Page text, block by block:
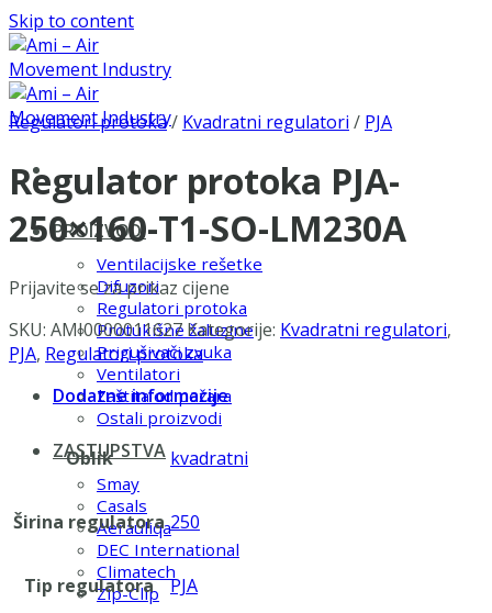
Skip to content
PROIZVODI
Ventilacijske rešetke
Difuzori
Regulatori protoka
Protukišne žaluzine
Prigušivači zvuka
Ventilatori
Zaštita od požara
Ostali proizvodi
ZASTUPSTVA
Smay
Casals
Aerauliqa
DEC International
Climatech
Zip-Clip
Regulatori protoka/ Kvadratni regulatori / PJA
Regulator protoka PJA-
250×160-T1-SO-LM230A
Prijavite se za prikaz cijene
SKU: AMI0000011627 Kategorije: Kvadratni regulatori,
PJA, Regulatori protoka
Dodatne informacije
Oblik kvadratni
Širina regulatora 250
Tip regulatora PJA